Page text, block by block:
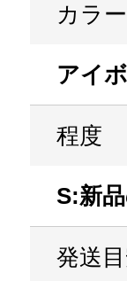
カラー
アイ
程度
S:新
発送